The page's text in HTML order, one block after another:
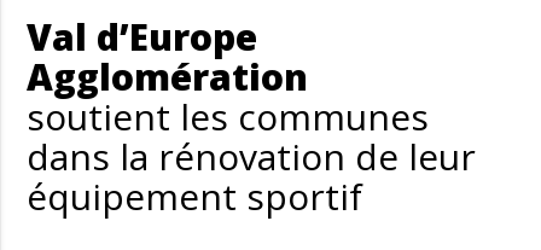
Val d’Europe
Agglomération
soutient les communes
dans la rénovation de leur
équipement sportif